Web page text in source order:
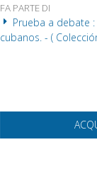
FA PARTE DI
Prueba a debate
cubanos. - (